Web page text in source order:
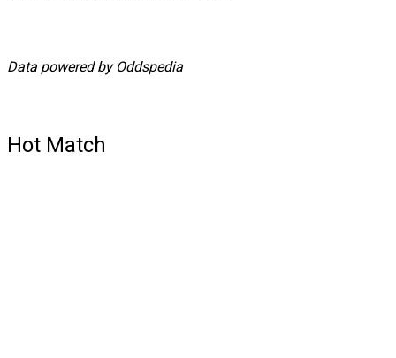
Data powered by Oddspedia
Hot Match